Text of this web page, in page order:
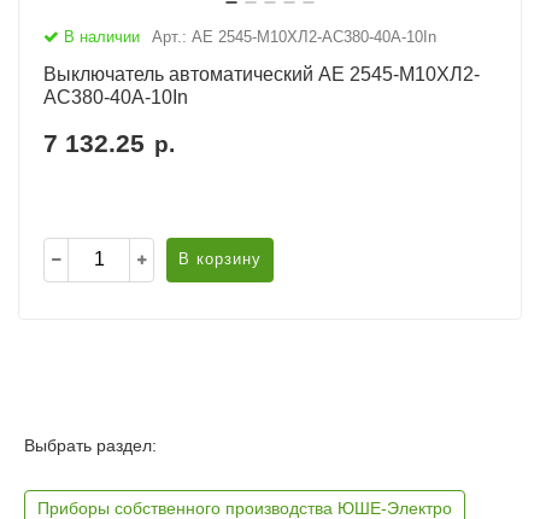
В наличии Арт.: АЕ 2545-М10ХЛ2-AC380-40А-10In
Выключатель автоматический АЕ 2545-М10ХЛ2-
AC380-40А-10In
7 132.25 р.
В корзину
Выбрать раздел:
Приборы собственного производства ЮШЕ-Электро